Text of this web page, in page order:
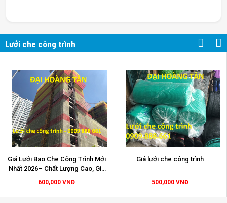
Lưới che công trình
Giá Lưới Bao Che Công Trình Mới
Nhất 2026– Chất Lượng Cao, Giá
600,000 VNĐ
Giá lưới che công trình
500,000 VNĐ